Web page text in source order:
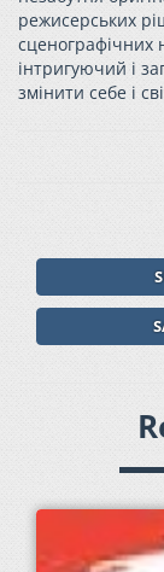
режисерських
сценографічних
інтригуючий і
змінити себе і